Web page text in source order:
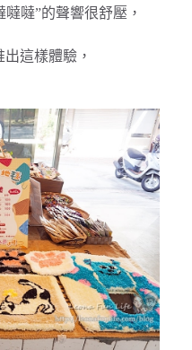
噠噠”的聲響很舒壓，
這樣體驗，